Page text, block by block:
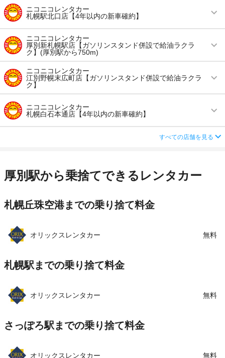
営業時間 毎日 09:00 ～ 18:00
アクセス 厚別駅より徒歩で約10分（送迎なし）
住所
北海道札幌市厚別区厚別西３条６丁目７００－８
０
店舗詳細ページはこちら
この店舗でレンタカーを探す
ニコニコレンタカー
札幌駅北口店【4年以内の新車確約】
営業時間 毎日 08:00 ～ 19:00
アクセス 札幌駅より徒歩で約1分（送迎なし）
住所 北海道札幌市北区北七条西4-3宮澤ビル9F
店舗詳細
この店舗でレンタカーを探す
ニコニコレンタカー
厚別新札幌駅店【ガソリンスタンド併設で給油ラクラ
ク】(厚別駅から750m)
営業時間 毎日 06:00 ～ 23:00
アクセス
住所 北海道札幌市厚別区厚別中央三条4-6-1
ニコニコレンタカー
江別野幌末広町店【ガソリンスタンド併設で給油ラクラ
ク】
営業時間 毎日 08:00 ～ 20:00
アクセス 野幌駅より徒歩で約10分（送迎なし）
この店舗でレンタカーを探す
ニコニコレンタカー
札幌白石本通店【4年以内の新車確約】
(月・水・木・金) 08:00 ～ 20:00 / (土・日・祝)
住所 札幌市白石区本通14丁目北5-45
すべての店舗を見る
厚別駅から乗捨てできるレンタカー
札幌丘珠空港までの乗り捨て料金
オリックスレンタカー 無料
札幌駅までの乗り捨て料金
オリックスレンタカー 無料
さっぽろ駅までの乗り捨て料金
オリックスレンタカー 無料